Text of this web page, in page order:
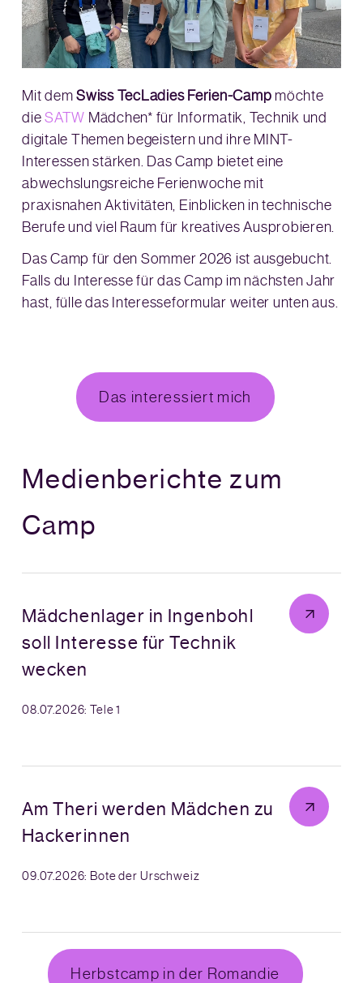
Mit demSwiss TecLadies Ferien-Camp möchte
dieSATW Mädchen* für Informatik, Technik und
digitale Themen begeistern und ihre MINT-
Interessen stärken. Das Camp bietet eine
abwechslungsreiche Ferienwoche mit
praxisnahen Aktivitäten, Einblicken in technische
Berufe und viel Raum für kreatives Ausprobieren.
Das Camp für den Sommer 2026 ist ausgebucht.
Falls du Interesse für das Camp im nächsten Jahr
hast, fülle das Interesseformular weiter unten aus.
Das interessiert mich
Medienberichte zum
Camp
Mädchenlager in Ingenbohl
soll Interesse für Technik
wecken
08.07.2026: Tele 1
Am Theri werden Mädchen zu
Hackerinnen
09.07.2026: Bote der Urschweiz
Herbstcamp in der Romandie